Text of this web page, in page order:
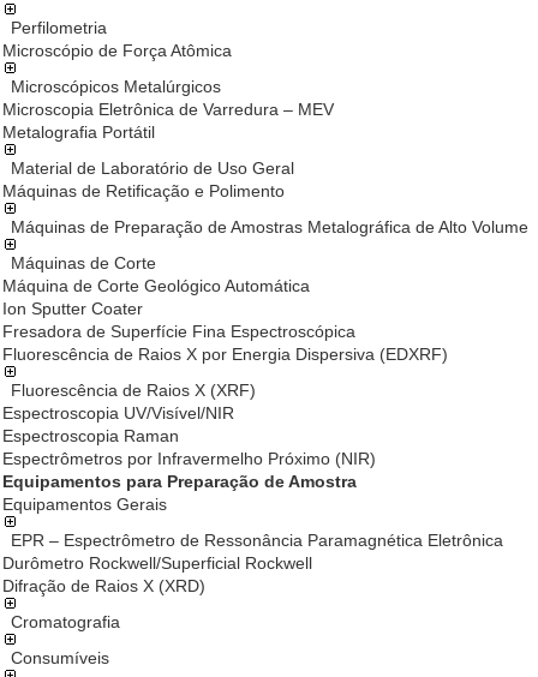
Perfilometria
Microscópio de Força Atômica
Microscópicos Metalúrgicos
Microscopia Eletrônica de Varredura – MEV
Metalografia Portátil
Material de Laboratório de Uso Geral
Máquinas de Retificação e Polimento
Máquinas de Preparação de Amostras Metalográfica de Alto Volume
Máquinas de Corte
Máquina de Corte Geológico Automática
Ion Sputter Coater
Fresadora de Superfície Fina Espectroscópica
Fluorescência de Raios X por Energia Dispersiva (EDXRF)
Fluorescência de Raios X (XRF)
Espectroscopia UV/Visível/NIR
Espectroscopia Raman
Espectrômetros por Infravermelho Próximo (NIR)
Equipamentos para Preparação de Amostra
Equipamentos Gerais
EPR – Espectrômetro de Ressonância Paramagnética Eletrônica
Durômetro Rockwell/Superficial Rockwell
Difração de Raios X (XRD)
Cromatografia
Consumíveis